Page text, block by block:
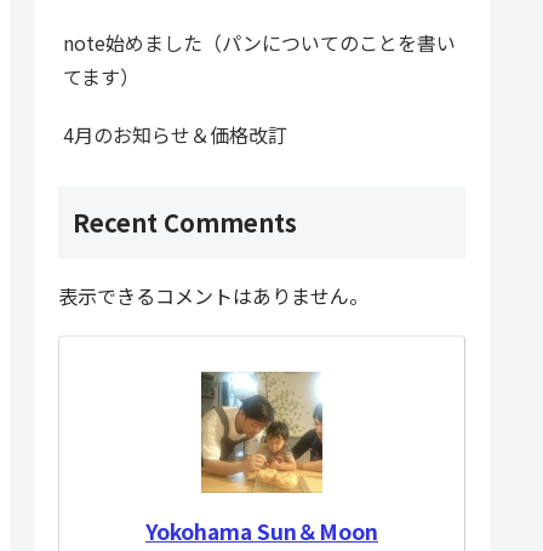
note始めました（パンについてのことを書い
てます）
4月のお知らせ＆価格改訂
Recent Comments
表示できるコメントはありません。
Yokohama Sun＆Moon